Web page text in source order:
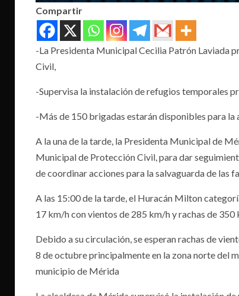
Compartir
-La Presidenta Municipal Cecilia Patrón Laviada
Civil,
-Supervisa la instalación de refugios temporales
-Más de 150 brigadas estarán disponibles para
A la una de la tarde, la Presidenta Municipal de
Municipal de Protección Civil, para dar
de coordinar acciones para la salvaguarda de las
A las 15:00 de la tarde, el Huracán Milton
17 km/h con vientos de 285 km/h y rachas de 350
Debido a su circulación, se esperan rachas de
8 de octubre principalmente en la zona norte del
municipio de Mérida